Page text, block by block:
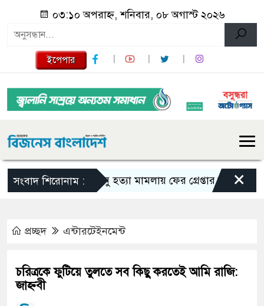
০৩:১০ অপরাহ্ন, শনিবার, ০৮ অগাস্ট ২০২৬
ইপেপার
সংবাদ শিরোনাম :তনু হত্যা মামলায় ফের গ্রেপ্তার সাবেক ×
প্রচ্ছদ এন্টারটেইনমেন্ট
চরিত্রকে ফুটিয়ে তুলতে সব কিছু করতেই আমি রাজি:
জাহ্নবী